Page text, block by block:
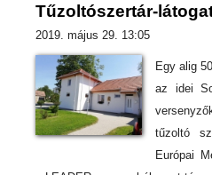
Tűzoltószertár-
2019. május 29. 13:05
Egy alig
az idei
tűzoltó
Európai